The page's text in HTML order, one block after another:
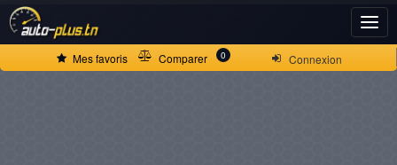
Connexion
Mes favoris Comparer 0
ACCUEIL